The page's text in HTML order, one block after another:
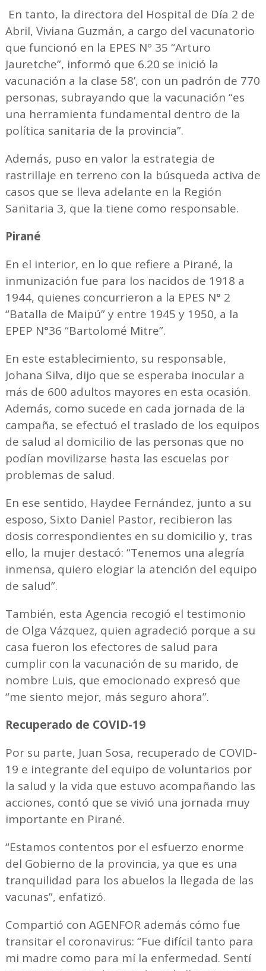
En tanto, la directora del Hospital de Día 2 de
Abril, Viviana Guzmán, a cargo del vacunatorio
que funcionó en la EPES Nº 35 “Arturo
Jauretche”, informó que 6.20 se inició la
vacunación a la clase 58’, con un padrón de 770
personas, subrayando que la vacunación “es
una herramienta fundamental dentro de la
política sanitaria de la provincia”.
Además, puso en valor la estrategia de
rastrillaje en terreno con la búsqueda activa de
casos que se lleva adelante en la Región
Sanitaria 3, que la tiene como responsable.
Pirané
En el interior, en lo que refiere a Pirané, la
inmunización fue para los nacidos de 1918 a
1944, quienes concurrieron a la EPES N° 2
“Batalla de Maipú” y entre 1945 y 1950, a la
EPEP N°36 “Bartolomé Mitre”.
En este establecimiento, su responsable,
Johana Silva, dijo que se esperaba inocular a
más de 600 adultos mayores en esta ocasión.
Además, como sucede en cada jornada de la
campaña, se efectuó el traslado de los equipos
de salud al domicilio de las personas que no
podían movilizarse hasta las escuelas por
problemas de salud.
En ese sentido, Haydee Fernández, junto a su
esposo, Sixto Daniel Pastor, recibieron las
dosis correspondientes en su domicilio y, tras
ello, la mujer destacó: “Tenemos una alegría
inmensa, quiero elogiar la atención del equipo
de salud”.
También, esta Agencia recogió el testimonio
de Olga Vázquez, quien agradeció porque a su
casa fueron los efectores de salud para
cumplir con la vacunación de su marido, de
nombre Luis, que emocionado expresó que
“me siento mejor, más seguro ahora”.
Recuperado de COVID-19
Por su parte, Juan Sosa, recuperado de COVID-
19 e integrante del equipo de voluntarios por
la salud y la vida que estuvo acompañando las
acciones, contó que se vivió una jornada muy
importante en Pirané.
“Estamos contentos por el esfuerzo enorme
del Gobierno de la provincia, ya que es una
tranquilidad para los abuelos la llegada de las
vacunas”, enfatizó.
Compartió con AGENFOR además cómo fue
transitar el coronavirus: “Fue difícil tanto para
mi madre como para mí la enfermedad. Sentí